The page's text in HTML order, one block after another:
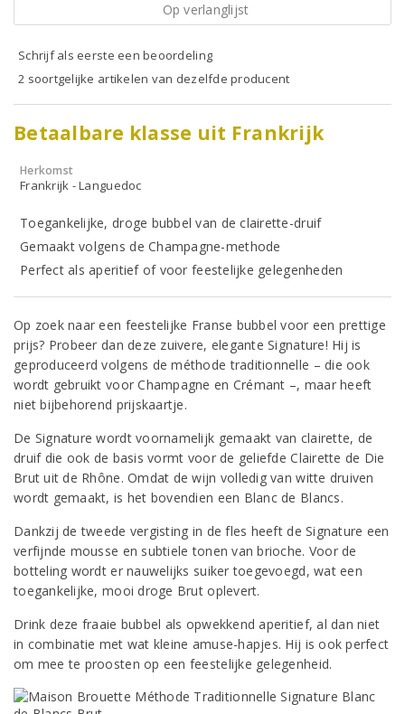
Op verlanglijst
Schrijf als eerste een beoordeling
2 soortgelijke artikelen van dezelfde producent
Betaalbare klasse uit Frankrijk
Herkomst
Frankrijk - Languedoc
Toegankelijke, droge bubbel van de clairette-druif
Gemaakt volgens de Champagne-methode
Perfect als aperitief of voor feestelijke gelegenheden
Op zoek naar een feestelijke Franse bubbel voor een prettige
prijs? Probeer dan deze zuivere, elegante Signature! Hij is
geproduceerd volgens de méthode traditionnelle – die ook
wordt gebruikt voor Champagne en Crémant –, maar heeft
niet bijbehorend prijskaartje.
De Signature wordt voornamelijk gemaakt van clairette, de
druif die ook de basis vormt voor de geliefde Clairette de Die
Brut uit de Rhône. Omdat de wijn volledig van witte druiven
wordt gemaakt, is het bovendien een Blanc de Blancs.
Dankzij de tweede vergisting in de fles heeft de Signature een
verfijnde mousse en subtiele tonen van brioche. Voor de
botteling wordt er nauwelijks suiker toegevoegd, wat een
toegankelijke, mooi droge Brut oplevert.
Drink deze fraaie bubbel als opwekkend aperitief, al dan niet
in combinatie met wat kleine amuse-hapjes. Hij is ook perfect
om mee te proosten op een feestelijke gelegenheid.